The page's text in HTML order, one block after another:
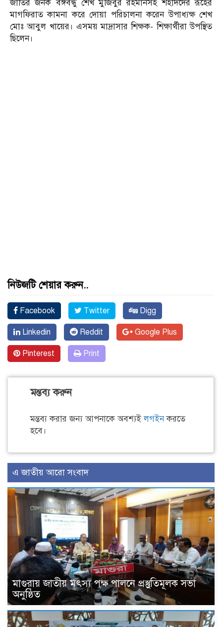
জাতির জনক বঙ্গবন্ধু শেখ মুজিবুর রহমানসহ শহীদদের রূহের
মাগফিরাত কামনা করে দোয়া পরিচালনা করেন উপাধ্যক্ষ শেখ
মোঃ আবুল খায়ের। এসময় মাদ্রাসার শিক্ষক- শিক্ষার্থীরা উপস্থিত
ছিলেন।
নিউজটি শেয়ার করুন..
Facebook Twitter Digg
Linkedin Reddit Google Plus
Pinterest Print
মন্তব্য করুন
মন্তব্য করার জন্য আপনাকে অবশ্যইলগইনকরতে
হবে।
এ জাতীয় আরো সংবাদ
মাগুরায় জাতীয় মৎস্য পক্ষ পালনে প্রস্তুুতিমূলক সভা
অনুষ্ঠিত